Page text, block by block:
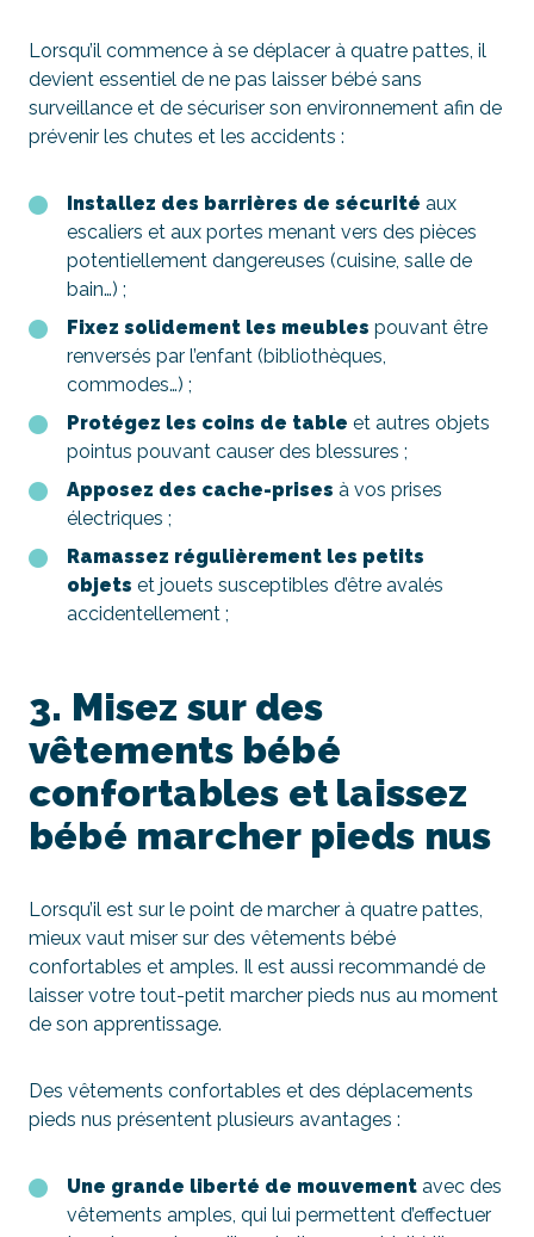
Lorsqu’il commence à se déplacer à quatre pattes, il
devient essentiel de ne pas laisser bébé sans
surveillance et de sécuriser son environnement afin de
prévenir les chutes et les accidents :
Installez des barrières de sécurité aux
escaliers et aux portes menant vers des pièces
potentiellement dangereuses (cuisine, salle de
bain…) ;
Fixez solidement les meubles pouvant être
renversés par l’enfant (bibliothèques,
commodes…) ;
Protégez les coins de table et autres objets
pointus pouvant causer des blessures ;
Apposez des cache-prises à vos prises
électriques ;
Ramassez régulièrement les petits
objets et jouets susceptibles d’être avalés
accidentellement ;
3. Misez sur des
vêtements bébé
confortables et laissez
bébé marcher pieds nus
Lorsqu’il est sur le point de marcher à quatre pattes,
mieux vaut miser sur des vêtements bébé
confortables et amples. Il est aussi recommandé de
laisser votre tout-petit marcher pieds nus au moment
de son apprentissage.
Des vêtements confortables et des déplacements
pieds nus présentent plusieurs avantages :
Une grande liberté de mouvement avec des
vêtements amples, qui lui permettent d’effectuer